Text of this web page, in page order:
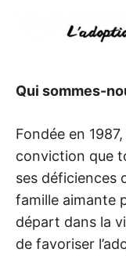
Qui sommes-
Fondée en
conviction que
ses déficiences
famille aimante
départ dans la
de favoriser